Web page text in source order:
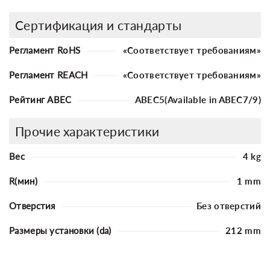
Сертификация и стандарты
Регламент RoHS «Соответствует требованиям»
Регламент REACH «Соответствует требованиям»
Рейтинг ABEC ABEC5(Available in ABEC7/9)
Прочие характеристики
Вес 4 kg
R(мин) 1 mm
Отверстия Без отверстий
Размеры установки (da) 212 mm